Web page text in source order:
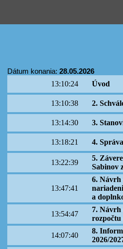
Dátum konania: 28.05.2026
13:10:24 Úvod
13:10:38 2.
13:14:30 3.
13:18:21 4.
13:22:39
5.
Sabinov
13:47:41
6. Návrh
a
13:54:47
7. Návrh
rozpočtu
14:07:40
8.
2026/